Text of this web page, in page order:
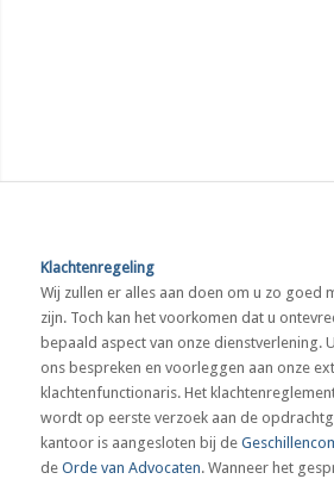
Klachtenregeling
Wij zullen er alles aan doen om u zo goed
zijn. Toch kan het voorkomen dat u
bepaald aspect van onze dienstverlening.
ons bespreken en voorleggen aan onze
klachtenfunctionaris. Het
wordt op eerste verzoek aan de
kantoor is aangesloten bij de
de Orde van Advocaten. Wanneer het